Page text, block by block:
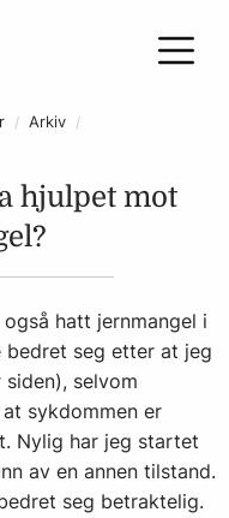
Arkiv
hjulpet mot
hatt jernmangel i
bedret seg etter at jeg
selvom
sykdommen er
Nylig har jeg startet
av en annen tilstand.
seg betraktelig.